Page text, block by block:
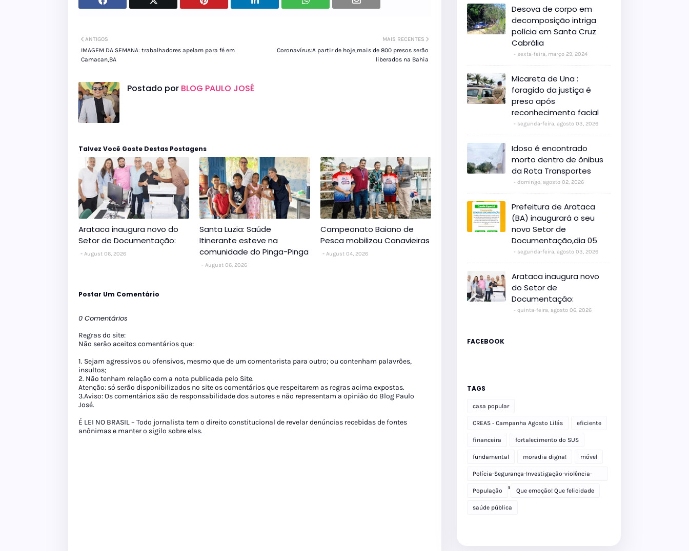
MAIS RECENTES
Coronavírus:A partir de hoje,mais de 800 presos serão
liberados na Bahia
ANTIGOS
IMAGEM DA SEMANA: trabalhadores apelam para fé em
Camacan,BA
Postado por BLOG PAULO JOSÉ
Talvez Você Goste Destas Postagens
Arataca inaugura novo do
Setor de Documentação:
August 06, 2026
Santa Luzia: Saúde
Itinerante esteve na
comunidade do Pinga-Pinga
August 06, 2026
Campeonato Baiano de
Pesca mobilizou Canavieiras
August 04, 2026
Postar Um Comentário
0 Comentários
Regras do site:
Não serão aceitos comentários que:
1. Sejam agressivos ou ofensivos, mesmo que de um comentarista para outro; ou contenham palavrões,
insultos;
2. Não tenham relação com a nota publicada pelo Site.
Atenção: só serão disponibilizados no site os comentários que respeitarem as regras acima expostas.
3.Aviso: Os comentários são de responsabilidade dos autores e não representam a opinião do Blog Paulo
José.
É LEI NO BRASIL – Todo jornalista tem o direito constitucional de revelar denúncias recebidas de fontes
anônimas e manter o sigilo sobre elas.
Desova de corpo em
decomposição intriga
polícia em Santa Cruz
Cabrália
sexta-feira, março 29, 2024
Micareta de Una :
foragido da justiça é
preso após
reconhecimento facial
segunda-feira, agosto 03, 2026
Idoso é encontrado
morto dentro de ônibus
da Rota Transportes
domingo, agosto 02, 2026
Prefeitura de Arataca
(BA) inaugurará o seu
novo Setor de
Documentação,dia 05
segunda-feira, agosto 03, 2026
Arataca inaugura novo
do Setor de
Documentação:
quinta-feira, agosto 06, 2026
FACEBOOK
TAGS
casa popular
CREAS - Campanha Agosto Lilás eficiente
financeira fortalecimento do SUS
fundamental moradia digna! móvel
Polícia-Segurança-Investigação-violência-
Polícia Militar-delegacia
População Que emoção! Que felicidade
saúde pública